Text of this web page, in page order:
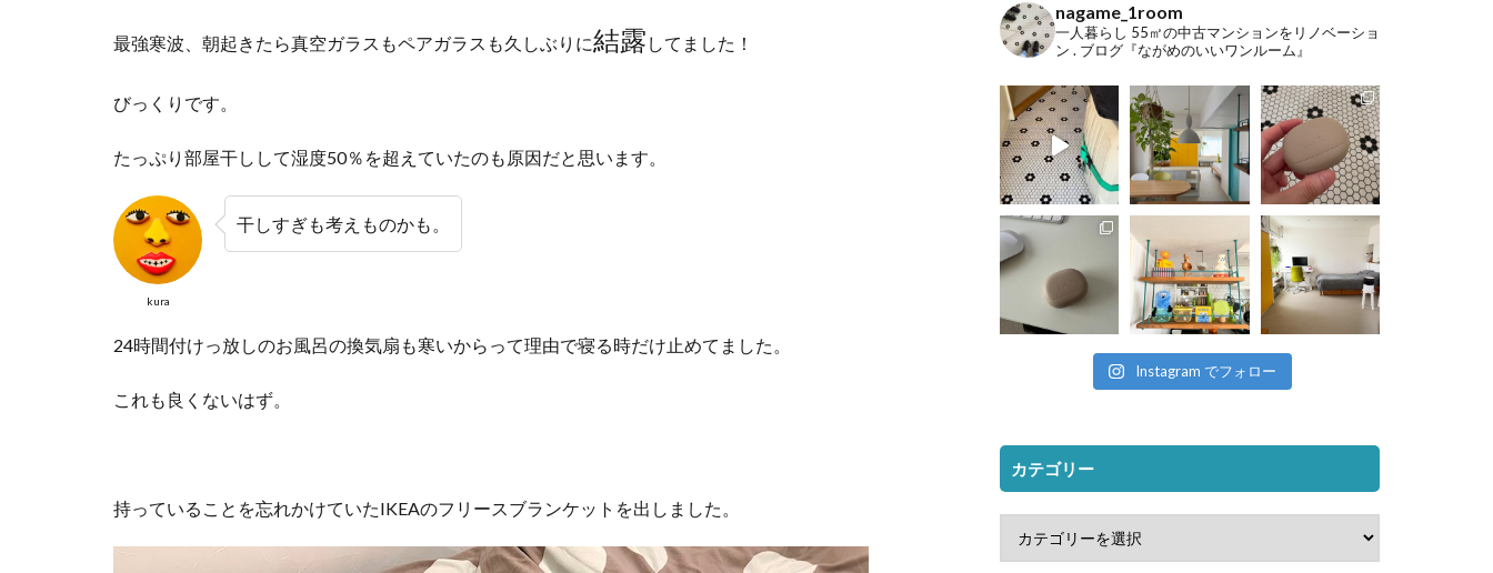
最強寒波、朝起きたら真空ガラスもペアガラスも久しぶりに結露 してました！
びっくりです。
たっぷり部屋干しして湿度50％を超えていたのも原因だと思います。
kura
干しすぎも考えものかも。
24時間付けっ放しのお風呂の換気扇も寒いからって理由で寝る時だけ止めてました。
これも良くないはず。
持っていることを忘れかけていたIKEAのフリースブランケットを出しました。
nagame_1room
一人暮らし 55㎡の中古マンションをリノベーショ
ン . ブログ『ながめのいいワンルーム』
Instagram でフォロー
カテゴリー